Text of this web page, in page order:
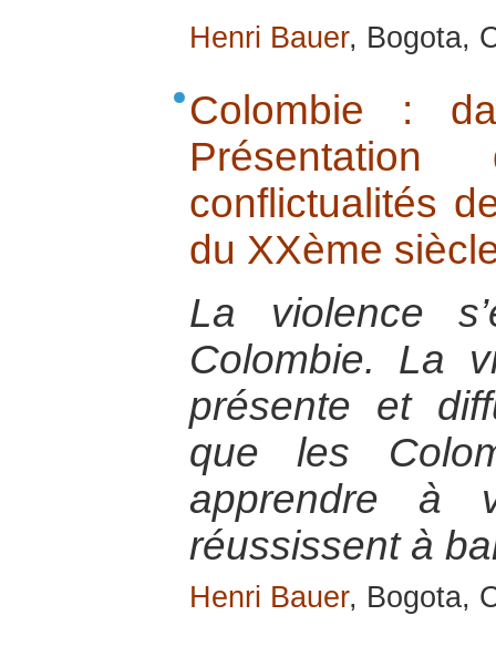
Henri Bauer, Bogota,
Colombie :
conflictualités
du XXème
La violence
Colombie. La
présente et
que les
apprendre à
réussissent à
Henri Bauer, Bogota,